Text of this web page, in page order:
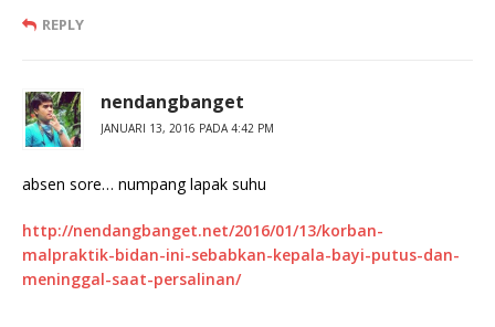
REPLY
nendangbanget
JANUARI 13, 2016 PADA 4:42 PM
absen sore… numpang lapak suhu
http://nendangbanget.net/2016/01/13/korban-
malpraktik-bidan-ini-sebabkan-kepala-bayi-putus-dan-
meninggal-saat-persalinan/